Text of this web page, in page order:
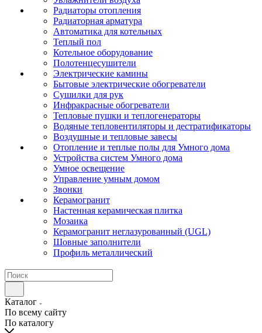
Радиаторы отопления
Радиаторная арматура
Автоматика для котельных
Теплый пол
Котельное оборудование
Полотенцесушители
Электрические камины
Бытовые электрические обогреватели
Сушилки для рук
Инфракрасные обогреватели
Тепловые пушки и теплогенераторы
Водяные тепловентиляторы и дестратификаторы
Воздушные и тепловые завесы
Отопление и теплые полы для Умного дома
Устройства систем Умного дома
Умное освещение
Управление умным домом
Звонки
Керамогранит
Настенная керамическая плитка
Мозаика
Керамогранит неглазурованный (UGL)
Шовные заполнители
Профиль металлический
Каталог
По всему сайту
По каталогу